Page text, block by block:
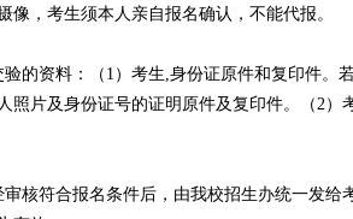
像，考生须本人亲自报名确认，不能代报。
资料：（1）考生,身份证原件和复印件。
照片及身份证号的证明原件及复印件。（2）
符合报名条件后，由我校招生办统一发给